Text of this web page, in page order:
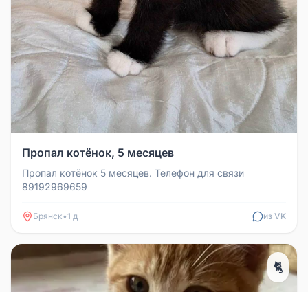
Пропал котёнок, 5 месяцев
Пропал котёнок 5 месяцев. Телефон для связи
89192969659
Брянск•1 д из VK
🐈